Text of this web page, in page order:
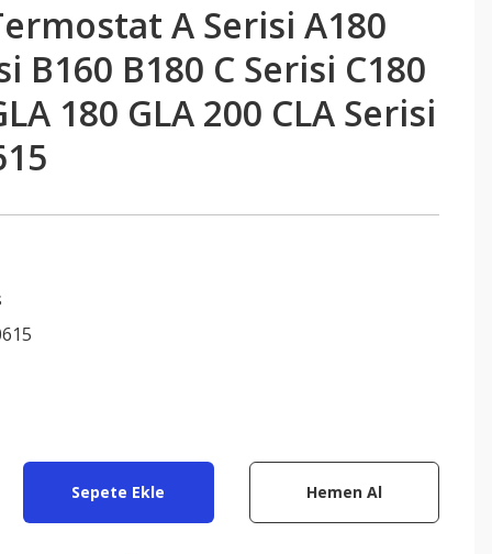
A Serisi A180
B160 B180 C Serisi C180
180 GLA 200 CLA Serisi
Sepete Ekle Hemen Al